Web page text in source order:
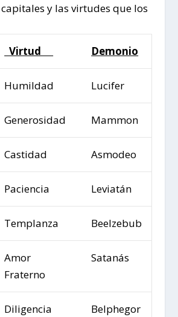
y las virtudes que los
Virtud Demonio
Humildad Lucifer
Generosidad Mammon
Castidad Asmodeo
Paciencia Leviatán
Templanza Beelzebub
Amor
Fraterno
Satanás
Diligencia Belphegor